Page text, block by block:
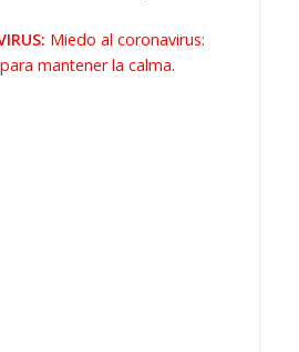
Miedo al coronavirus:
mantener la calma.